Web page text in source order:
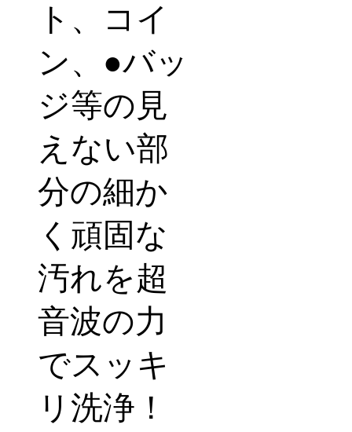
ト、コイ
ン、 ●バッ
ジ等の見
えない部
分の細か
く頑固な
汚れを超
音波の力
でスッキ
リ洗浄！